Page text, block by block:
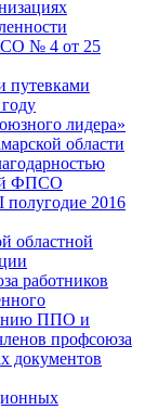
№ 4 от 25
путевками
лидера»
области
ФПСО
2016
областной
работников
ППО и
профсоюза
документов